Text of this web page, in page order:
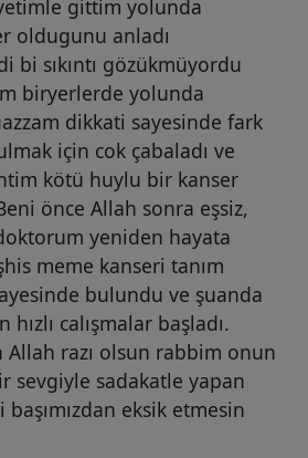
gittim yolunda
oldugunu anladı
bi sıkıntı gözükmüyordu
biryerlerde yolunda
dikkati sayesinde fark
için cok çabaladı ve
kötü huylu bir kanser
önce Allah sonra eşsiz,
yeniden hayata
meme kanseri tanım
bulundu ve şuanda
calışmalar başladı.
Allah razı olsun rabbim onun
sevgiyle sadakatle yapan
eksik etmesin